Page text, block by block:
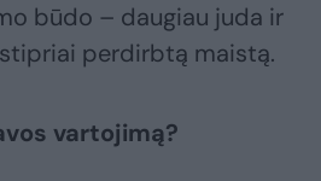
būdo – daugiau juda ir
perdirbtą maistą.
vartojimą?